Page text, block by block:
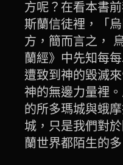
方呢？在看本書
斯蘭信徒裡，「
方，簡而言之，
蘭經》中先知每
遭致到神的毀滅
神的無邊力量裡
的所多瑪城與蛾
城，只是我們對
蘭世界都陌生的多